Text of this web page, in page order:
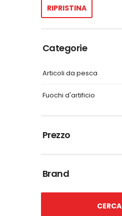
RIPRISTINA
Categorie
Articoli da pesca
Fuochi d'artificio
Prezzo
Brand
CERCA